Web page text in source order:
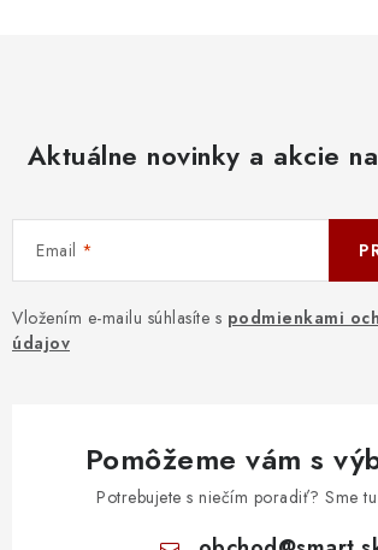
Aktuálne novinky a akcie
Email
Vložením e-mailu súhlasíte s podmienkami
údajov
Pomôžeme vám s
Potrebujete s niečím poradiť? Sme